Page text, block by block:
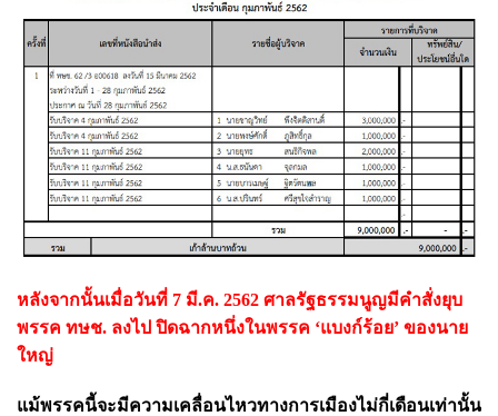
หลังจากนั้นเมื่อวันที่ 7 มี.ค. 2562 ศาลรัฐธรรมนูญมีคำสั่งยุบ
พรรค ทษช. ลงไป ปิดฉากหนึ่งในพรรค ‘แบงก์ร้อย’ ของนาย
ใหญ่
แม้พรรคนี้จะมีความเคลื่อนไหวทางการเมืองไม่กี่เดือนเท่านั้น